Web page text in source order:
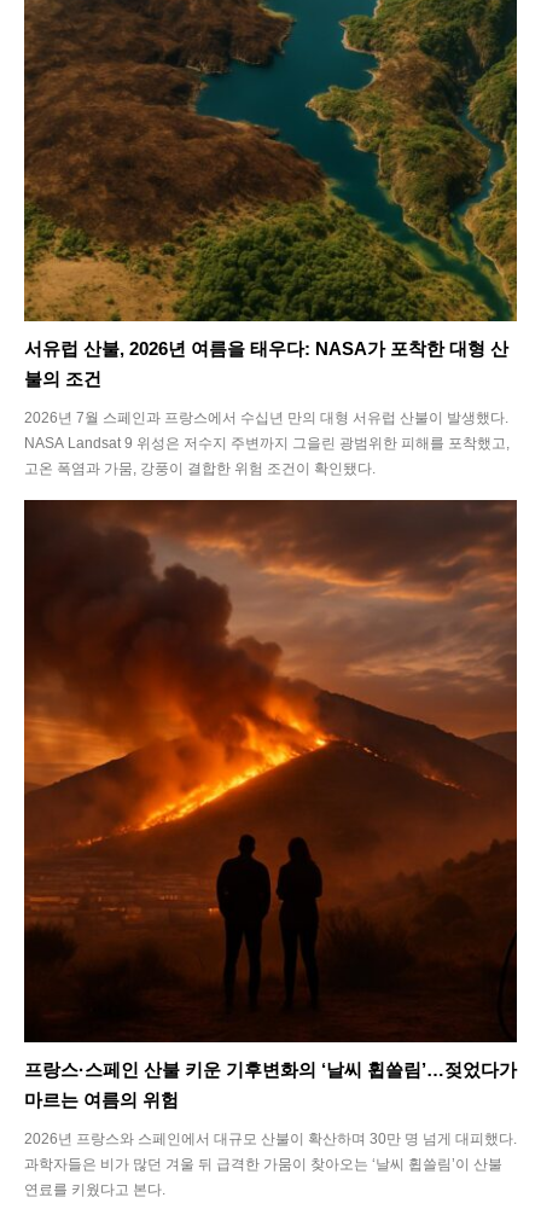
서유럽 산불, 2026년 여름을 태우다: NASA가 포착한 대형 산
불의 조건
2026년 7월 스페인과 프랑스에서 수십년 만의 대형 서유럽 산불이 발생했다.
NASA Landsat 9 위성은 저수지 주변까지 그을린 광범위한 피해를 포착했고,
고온 폭염과 가뭄, 강풍이 결합한 위험 조건이 확인됐다.
프랑스·스페인 산불 키운 기후변화의 ‘날씨 휩쓸림’…젖었다가
마르는 여름의 위험
2026년 프랑스와 스페인에서 대규모 산불이 확산하며 30만 명 넘게 대피했다.
과학자들은 비가 많던 겨울 뒤 급격한 가뭄이 찾아오는 ‘날씨 휩쓸림’이 산불
연료를 키웠다고 본다.